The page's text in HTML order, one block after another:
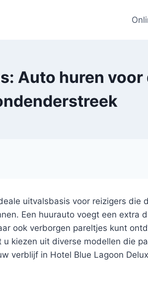
Auto huren
uitvalsbasis voor reizigers die
Een huurauto voegt een extra
ook verborgen pareltjes kunt
kiezen uit diverse modellen die
verblijf in Hotel Blue Lagoon